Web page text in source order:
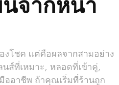
งโชค แต่คือผลจากสามอย่าง
ส์ที่เหมาะ, หลอดที่เข้าคู่,
ออาชีพ ถ้าคุณเริ่มที่ร้านถูก